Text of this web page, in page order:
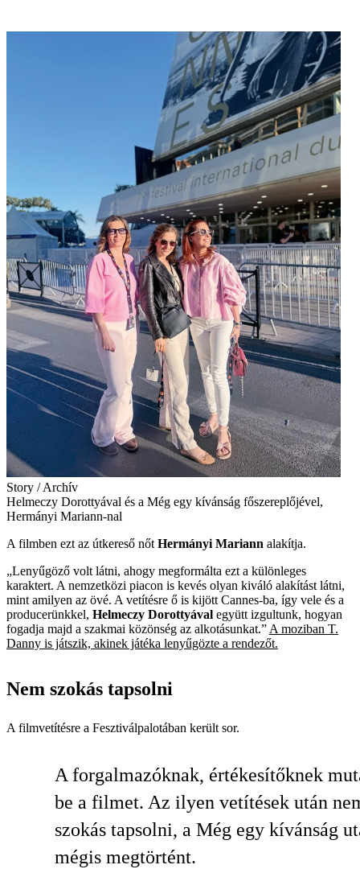
Story / Archív
Helmeczy Dorottyával és a Még egy kívánság főszereplőjével,
Hermányi Mariann-nal
A filmben ezt az útkereső nőt Hermányi Mariann alakítja.
„Lenyűgöző volt látni, ahogy megformálta ezt a különleges
karaktert. A nemzetközi piacon is kevés olyan kiváló alakítást látni,
mint amilyen az övé. A vetítésre ő is kijött Cannes-­ba, így vele és a
producerünkkel, Helmeczy Dorottyával együtt izgultunk, hogyan
fogadja majd a szakmai közönség az alkotásunkat.” A moziban T.
Danny is játszik, akinek játéka lenyűgözte a rendezőt.
Nem szokás tapsolni
A filmvetítésre a Fesztiválpalotában került sor.
A forgalmazóknak, értékesítőknek
be a filmet. Az ilyen vetítések után
szokás tapsolni, a Még egy kívánság
mégis megtörtént.